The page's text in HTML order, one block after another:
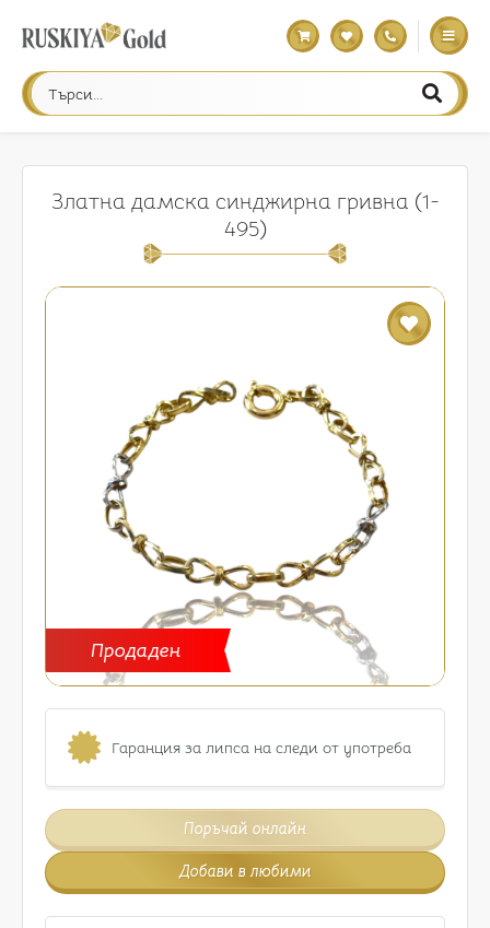
Златна дамска синджирна гривна (1-
495)
Продаден
Гаранция за липса на следи от употреба
Поръчай онлайн
Добави в любими